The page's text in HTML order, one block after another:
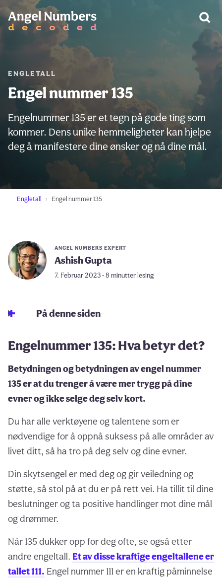
ENGLETALL
Engel nummer 135
Engelnummer 135 er et tegn på gode ting som
kommer. Dens unike hemmeligheter kan hjelpe
deg å manifestere dine ønsker og nå dine mål.
Engletall Engel nummer 135
ANGEL NUMBERS EXPERT
Ashish Gupta
7. Februar 2023 • 8 minutter lesing
På denne siden
Engelnummer 135: Hva betyr det?
Betydningen og betydningen av engel nummer
135 er at du trenger å være mer trygg på dine
evner og ikke selge deg selv kort.
Du har alle verktøyene og talentene som er
nødvendige for å oppnå suksess på alle områder av
livet ditt, så ha tro på deg selv og dine evner.
Din skytsengel er med deg og gir veiledning og
støtte, så stol på at du er på rett vei. Ha tillit til dine
beslutninger og ta positive handlinger mot dine mål
og drømmer.
Når 135 dukker opp for deg ofte, se også etter
andre engeltall. Et av disse kraftige engeltallene er
tallet 111. Engel nummer 111 er en kraftig påminnelse
ADVARSEL: